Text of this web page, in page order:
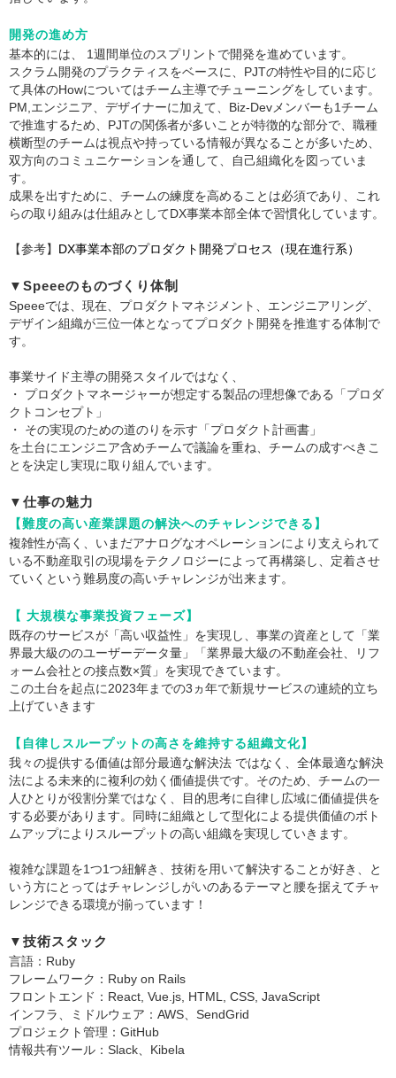
開発の進め方
基本的には、 1週間単位のスプリントで開発を進めています。
スクラム開発のプラクティスをベースに、PJTの特性や目的に応じ
て具体のHowについてはチーム主導でチューニングをしています。
PM,エンジニア、デザイナーに加えて、Biz-Devメンバーも1チーム
で推進するため、PJTの関係者が多いことが特徴的な部分で、職種
横断型のチームは視点や持っている情報が異なることが多いため、
双方向のコミュニケーションを通して、自己組織化を図っていま
す。
成果を出すために、チームの練度を高めることは必須であり、これ
らの取り組みは仕組みとしてDX事業本部全体で習慣化しています。
【参考】 DX事業本部のプロダクト開発プロセス（現在進行系）
▼Speeeのものづくり体制
Speeeでは、現在、プロダクトマネジメント、エンジニアリング、
デザイン組織が三位一体となってプロダクト開発を推進する体制で
す。
事業サイド主導の開発スタイルではなく、
・ プロダクトマネージャーが想定する製品の理想像である「プロダ
クトコンセプト」
・ その実現のための道のりを示す「プロダクト計画書」
を土台にエンジニア含めチームで議論を重ね、チームの成すべきこ
とを決定し実現に取り組んでいます。
▼仕事の魅力
【難度の高い産業課題の解決へのチャレンジできる】
複雑性が高く、いまだアナログなオペレーションにより支えられて
いる不動産取引の現場をテクノロジーによって再構築し、定着させ
ていくという難易度の高いチャレンジが出来ます。
【 大規模な事業投資フェーズ】
既存のサービスが「高い収益性」を実現し、事業の資産として「業
界最大級ののユーザーデータ量」「業界最大級の不動産会社、リフ
ォーム会社との接点数×質」を実現できています。
この土台を起点に2023年までの3ヵ年で新規サービスの連続的立ち
上げていきます
【自律しスループットの高さを維持する組織文化】
我々の提供する価値は部分最適な解決法 ではなく、全体最適な解決
法による未来的に複利の効く価値提供です。そのため、チームの一
人ひとりが役割分業ではなく、目的思考に自律し広域に価値提供を
する必要があります。同時に組織として型化による提供価値のボト
ムアップによりスループットの高い組織を実現していきます。
複雑な課題を1つ1つ紐解き、技術を用いて解決することが好き、と
いう方にとってはチャレンジしがいのあるテーマと腰を据えてチャ
レンジできる環境が揃っています！
▼技術スタック
言語：Ruby
フレームワーク：Ruby on Rails
フロントエンド：React, Vue.js, HTML, CSS, JavaScript
インフラ、ミドルウェア：AWS、SendGrid
プロジェクト管理：GitHub
情報共有ツール：Slack、Kibela